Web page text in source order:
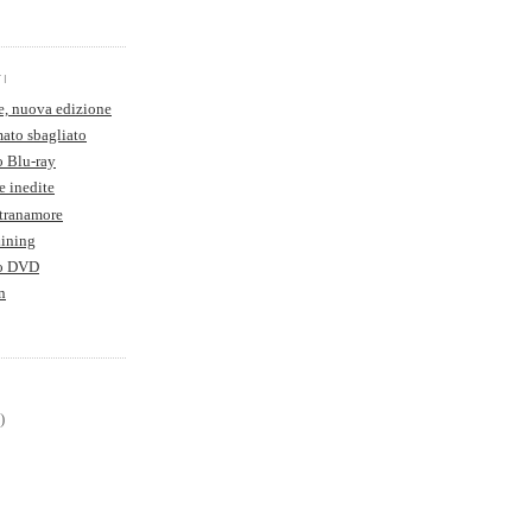
nuova edizione
sbagliato
Blu-ray
inedite
DVD